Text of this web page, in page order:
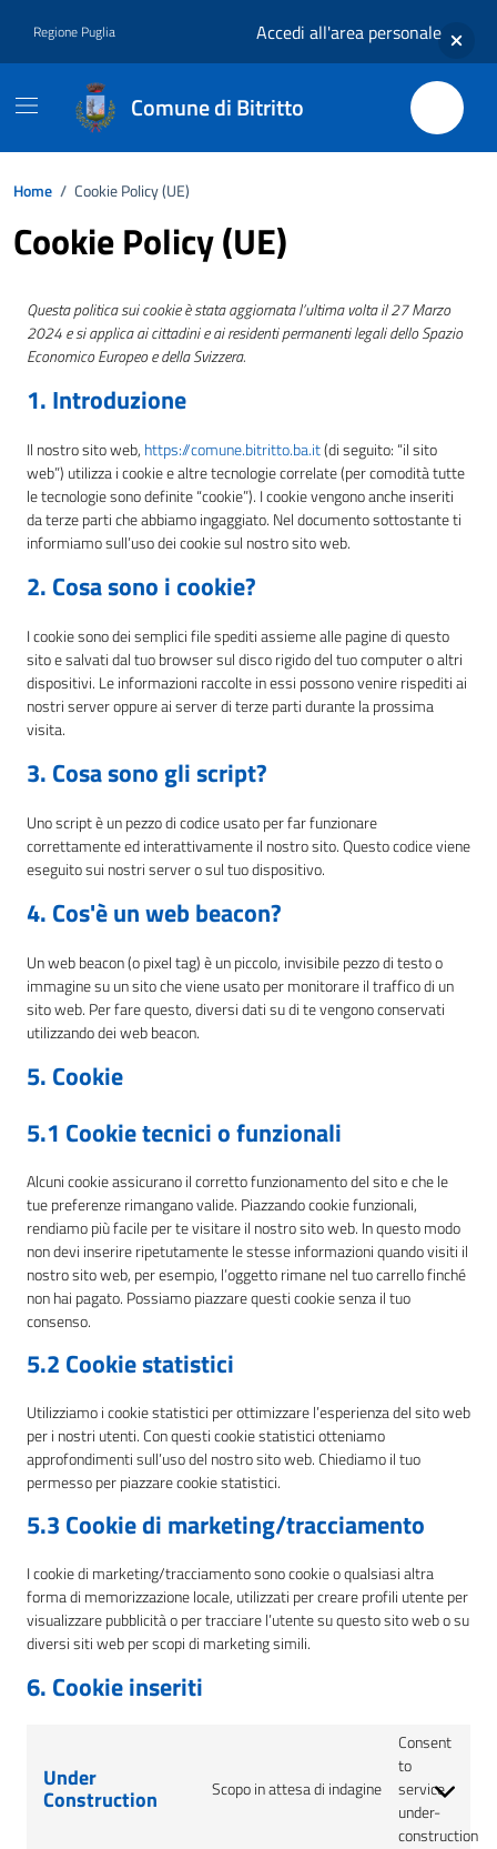
Regione Puglia Accedi all'area personale
Comune di Bitritto
Home / Cookie Policy (UE)
Cookie Policy (UE)
Questa politica sui cookie è stata aggiornata l’ultima volta il 27 Marzo
2024 e si applica ai cittadini e ai residenti permanenti legali dello Spazio
Economico Europeo e della Svizzera.
1. Introduzione
Il nostro sito web, https://comune.bitritto.ba.it(di seguito: “il sito
web”) utilizza i cookie e altre tecnologie correlate (per comodità tutte
le tecnologie sono definite “cookie”). I cookie vengono anche inseriti
da terze parti che abbiamo ingaggiato. Nel documento sottostante ti
informiamo sull’uso dei cookie sul nostro sito web.
2. Cosa sono i cookie?
I cookie sono dei semplici file spediti assieme alle pagine di questo
sito e salvati dal tuo browser sul disco rigido del tuo computer o altri
dispositivi. Le informazioni raccolte in essi possono venire rispediti ai
nostri server oppure ai server di terze parti durante la prossima
visita.
3. Cosa sono gli script?
Uno script è un pezzo di codice usato per far funzionare
correttamente ed interattivamente il nostro sito. Questo codice viene
eseguito sui nostri server o sul tuo dispositivo.
4. Cos'è un web beacon?
Un web beacon (o pixel tag) è un piccolo, invisibile pezzo di testo o
immagine su un sito che viene usato per monitorare il traffico di un
sito web. Per fare questo, diversi dati su di te vengono conservati
utilizzando dei web beacon.
5. Cookie
5.1 Cookie tecnici o funzionali
Alcuni cookie assicurano il corretto funzionamento del sito e che le
tue preferenze rimangano valide. Piazzando cookie funzionali,
rendiamo più facile per te visitare il nostro sito web. In questo modo
non devi inserire ripetutamente le stesse informazioni quando visiti il
nostro sito web, per esempio, l’oggetto rimane nel tuo carrello finché
non hai pagato. Possiamo piazzare questi cookie senza il tuo
consenso.
5.2 Cookie statistici
Utilizziamo i cookie statistici per ottimizzare l’esperienza del sito web
per i nostri utenti. Con questi cookie statistici otteniamo
approfondimenti sull’uso del nostro sito web. Chiediamo il tuo
permesso per piazzare cookie statistici.
5.3 Cookie di marketing/tracciamento
I cookie di marketing/tracciamento sono cookie o qualsiasi altra
forma di memorizzazione locale, utilizzati per creare profili utente per
visualizzare pubblicità o per tracciare l’utente su questo sito web o su
diversi siti web per scopi di marketing simili.
6. Cookie inseriti
Under
Construction Scopo in attesa di indagine
Consent
to
service
under-
construction